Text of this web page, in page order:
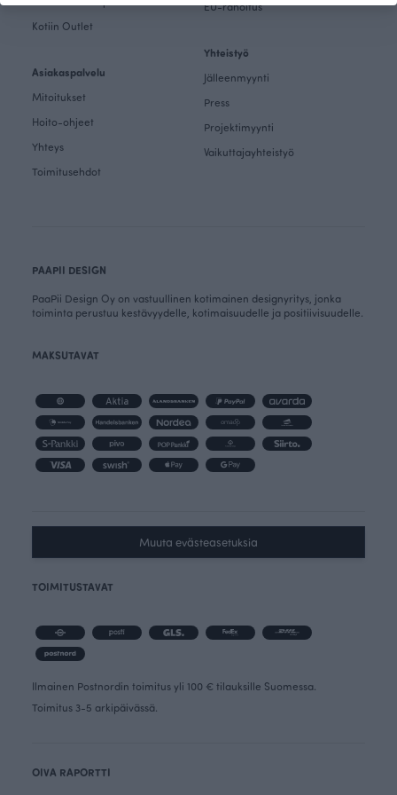
Kotiin Outlet
Asiakaspalvelu
Mitoitukset
Hoito-ohjeet
Yhteys
Toimitusehdot
EU-rahoitus
Yhteistyö
Jälleenmyynti
Press
Projektimyynti
Vaikuttajayhteistyö
PAAPII DESIGN
PaaPii Design Oy on vastuullinen kotimainen designyritys, jonka
toiminta perustuu kestävyydelle, kotimaisuudelle ja positiivisuudelle.
MAKSUTAVAT
Muuta evästeasetuksia
TOIMITUSTAVAT
Ilmainen Postnordin toimitus yli 100 € tilauksille Suomessa.
Toimitus 3-5 arkipäivässä.
OIVA RAPORTTI